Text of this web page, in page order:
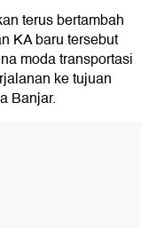
terus bertambah
KA baru tersebut
moda transportasi
ke tujuan
Banjar.